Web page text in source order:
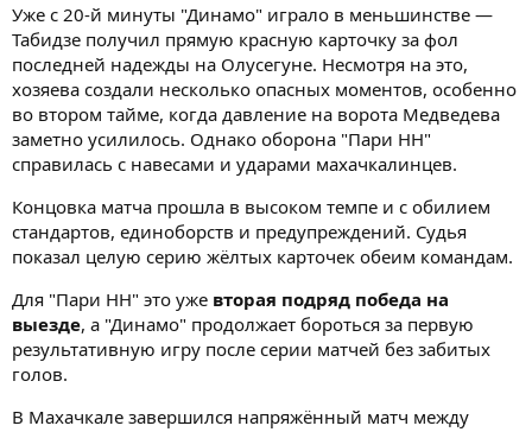
Уже с 20-й минуты "Динамо" играло в меньшинстве —
Табидзе получил прямую красную карточку за фол
последней надежды на Олусегуне. Несмотря на это,
хозяева создали несколько опасных моментов, особенно
во втором тайме, когда давление на ворота Медведева
заметно усилилось. Однако оборона "Пари НН"
справилась с навесами и ударами махачкалинцев.
Концовка матча прошла в высоком темпе и с обилием
стандартов, единоборств и предупреждений. Судья
показал целую серию жёлтых карточек обеим командам.
Для "Пари НН" это уже вторая подряд победа на
выезде, а "Динамо" продолжает бороться за первую
результативную игру после серии матчей без забитых
голов.
В Махачкале завершился напряжённый матч между